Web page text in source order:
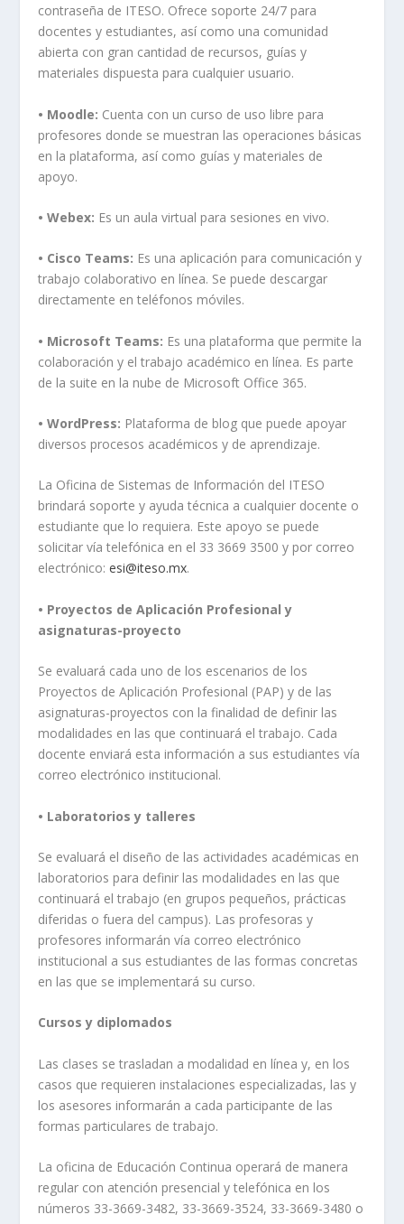
contraseña de ITESO. Ofrece soporte 24/7 para
docentes y estudiantes, así como una comunidad
abierta con gran cantidad de recursos, guías y
materiales dispuesta para cualquier usuario.
• Moodle: Cuenta con un curso de uso libre para
profesores donde se muestran las operaciones básicas
en la plataforma, así como guías y materiales de
apoyo.
• Webex: Es un aula virtual para sesiones en vivo.
• Cisco Teams: Es una aplicación para comunicación y
trabajo colaborativo en línea. Se puede descargar
directamente en teléfonos móviles.
• Microsoft Teams: Es una plataforma que permite la
colaboración y el trabajo académico en línea. Es parte
de la suite en la nube de Microsoft Office 365.
• WordPress: Plataforma de blog que puede apoyar
diversos procesos académicos y de aprendizaje.
La Oficina de Sistemas de Información del ITESO
brindará soporte y ayuda técnica a cualquier docente o
estudiante que lo requiera. Este apoyo se puede
solicitar vía telefónica en el 33 3669 3500 y por correo
electrónico:esi@iteso.mx.
• Proyectos de Aplicación Profesional y
asignaturas-proyecto
Se evaluará cada uno de los escenarios de los
Proyectos de Aplicación Profesional (PAP) y de las
asignaturas-proyectos con la finalidad de definir las
modalidades en las que continuará el trabajo. Cada
docente enviará esta información a sus estudiantes vía
correo electrónico institucional.
• Laboratorios y talleres
Se evaluará el diseño de las actividades académicas en
laboratorios para definir las modalidades en las que
continuará el trabajo (en grupos pequeños, prácticas
diferidas o fuera del campus). Las profesoras y
profesores informarán vía correo electrónico
institucional a sus estudiantes de las formas concretas
en las que se implementará su curso.
Cursos y diplomados
Las clases se trasladan a modalidad en línea y, en los
casos que requieren instalaciones especializadas, las y
los asesores informarán a cada participante de las
formas particulares de trabajo.
La oficina de Educación Continua operará de manera
regular con atención presencial y telefónica en los
números 33-3669-3482, 33-3669-3524, 33-3669-3480 o